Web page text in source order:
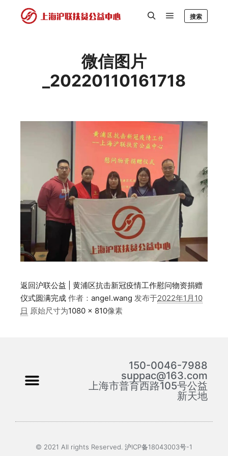
搜索
微信图片
_20220110161718
返回沪联公益 | 黄浦区抗击新冠疫情工作慰问物资捐赠
仪式圆满完成 作者： angel.wang 发布于2022年1月10
日 原始尺寸为1080 × 810像素
150-0046-7988
suppac@163.com
上海市普育西路105号公益
新天地
© 2021 All rights Reserved. 沪ICP备18043003号-1